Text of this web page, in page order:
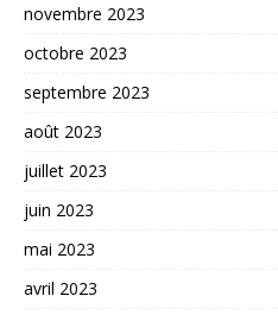
novembre 2023
octobre 2023
septembre 2023
août 2023
juillet 2023
juin 2023
mai 2023
avril 2023